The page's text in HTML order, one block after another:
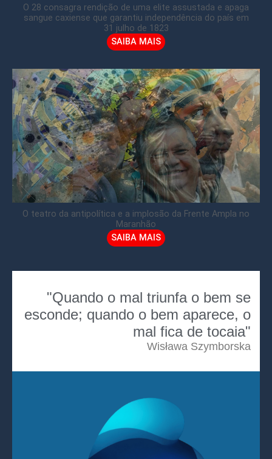
O 28 consagra rendição de uma elite assustada e apaga
sangue caxiense que garantiu independência do país em
31 julho de 1823
SAIBA MAIS
O teatro da antipolítica e a implosão da Frente Ampla no
Maranhão
SAIBA MAIS
"Quando o mal triunfa o bem se
esconde; quando o bem aparece, o
mal fica de tocaia"
Wisława Szymborska